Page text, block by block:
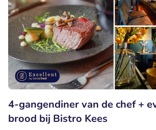
4-gangendiner van de chef +
brood bij Bistro Kees